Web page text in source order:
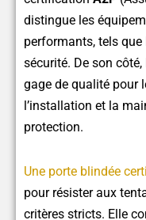
distingue les
performants, tels
sécurité. De son
gage de qualité pour
l’installation et la
protection.
Une porte blindée
pour résister aux
critères stricts. Elle